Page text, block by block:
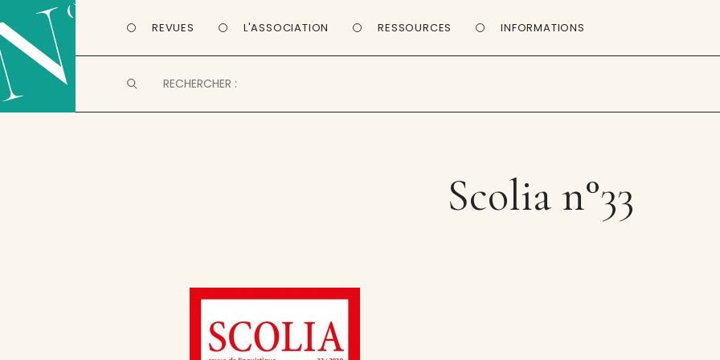
REVUES L'ASSOCIATION RESSOURCES INFORMATIONS
Scolia n°33